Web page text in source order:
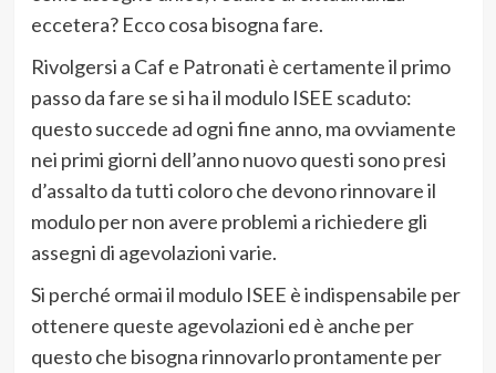
eccetera? Ecco cosa bisogna fare.
Rivolgersi a Caf e Patronati è certamente il primo
passo da fare se si ha il modulo ISEE scaduto:
questo succede ad ogni fine anno, ma ovviamente
nei primi giorni dell’anno nuovo questi sono presi
d’assalto da tutti coloro che devono rinnovare il
modulo per non avere problemi a richiedere gli
assegni di agevolazioni varie.
Si perché ormai il modulo ISEE è indispensabile per
ottenere queste agevolazioni ed è anche per
questo che bisogna rinnovarlo prontamente per